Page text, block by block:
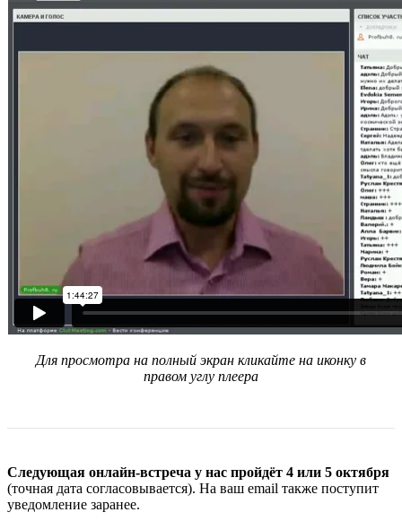
Для просмотра на полный экран кликайте на иконку в
правом углу плеера
Следующая онлайн-встреча у нас пройдёт 4 или 5 октября
(точная дата согласовывается). На ваш email также поступит
уведомление заранее.